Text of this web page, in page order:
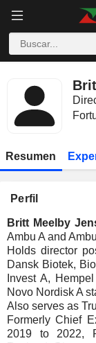
Resumen
Perfil
Britt Meelby
Ambu A and
Holds director
Dansk Biotek,
Invest A,
Novo Nordisk A
Also serves as
Formerly Chief
2019 to 2022,